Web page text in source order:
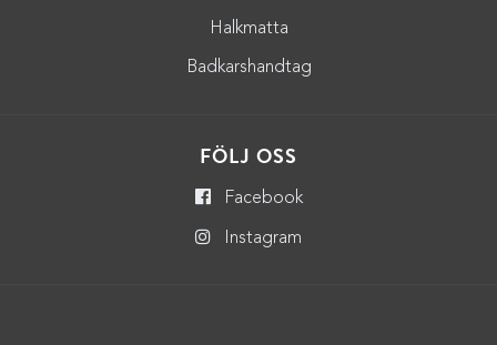
Halkmatta
Badkarshandtag
FÖLJ OSS
Facebook
Instagram